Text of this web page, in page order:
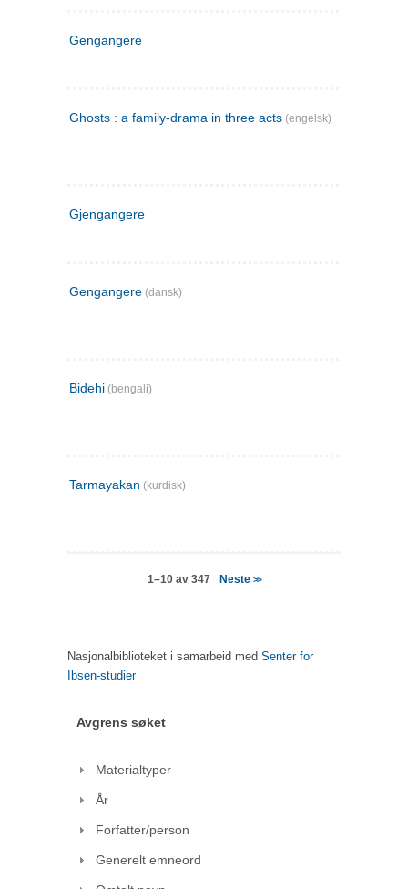
Gengangere
Ghosts : a family-drama in three acts (engelsk)
Gjengangere
Gengangere (dansk)
Bidehi (bengali)
Tarmayakan (kurdisk)
1–10 av 347 Neste >>
Nasjonalbiblioteket i samarbeid med Senter for
Ibsen-studier
Avgrens søket
Materialtyper
År
Forfatter/person
Generelt emneord